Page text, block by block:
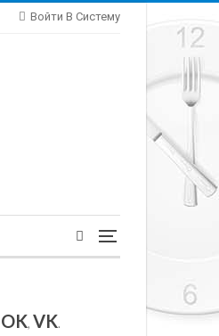
Войти В Систему
OK, VK.